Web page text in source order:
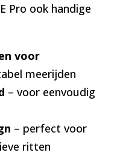
Pro ook handige
voor
meerijden
– voor eenvoudig
– perfect voor
ritten